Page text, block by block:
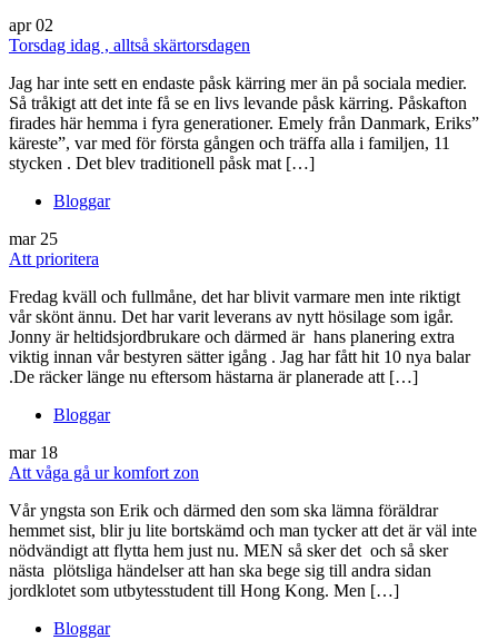
apr 02
Torsdag idag , alltså skärtorsdagen
Jag har inte sett en endaste påsk kärring mer än på sociala medier.
Så tråkigt att det inte få se en livs levande påsk kärring. Påskafton
firades här hemma i fyra generationer. Emely från Danmark, Eriks”
käreste”, var med för första gången och träffa alla i familjen, 11
stycken . Det blev traditionell påsk mat […]
Bloggar
mar 25
Att prioritera
Fredag kväll och fullmåne, det har blivit varmare men inte riktigt
vår skönt ännu. Det har varit leverans av nytt hösilage som igår.
Jonny är heltidsjordbrukare och därmed är hans planering extra
viktig innan vår bestyren sätter igång . Jag har fått hit 10 nya balar
.De räcker länge nu eftersom hästarna är planerade att […]
Bloggar
mar 18
Att våga gå ur komfort zon
Vår yngsta son Erik och därmed den som ska lämna föräldrar
hemmet sist, blir ju lite bortskämd och man tycker att det är väl inte
nödvändigt att flytta hem just nu. MEN så sker det och så sker
nästa plötsliga händelser att han ska bege sig till andra sidan
jordklotet som utbytesstudent till Hong Kong. Men […]
Bloggar